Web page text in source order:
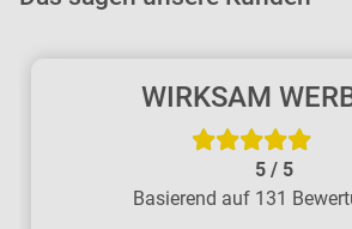
WIRKSAM
5/ 5
Basierend auf 131